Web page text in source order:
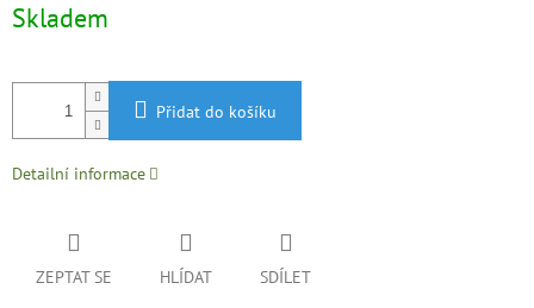
Skladem
Přidat do košíku
Detailní informace
ZEPTAT SE HLÍDAT SDÍLET